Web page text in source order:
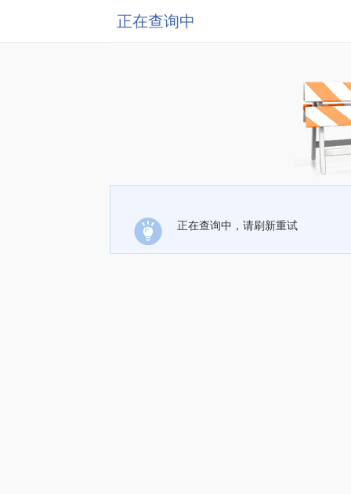
正在查询中
正在查询中，请刷新重试